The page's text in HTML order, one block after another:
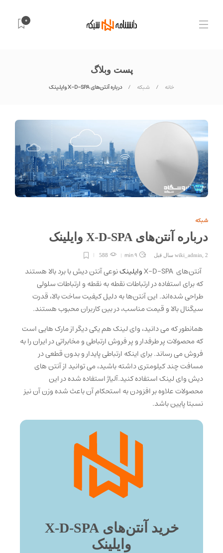
0
پست وبلاگ
خانه شبکه درباره آنتن‌های X-D-SPA وایلینک
شبکه
درباره آنتن‌های X-D-SPA وایلینک
wiki_admin 2 سال قبل 9 min
588
آنتن‌های X-D-SPA وایلینکنوعی آنتن دیش با برد بالا هستند
که برای استفاده در ارتباطات نقطه به نقطه و ارتباطات سلولی
طراحی شده‌اند. این آنتن‌ها به دلیل کیفیت ساخت بالا، قدرت
سیگنال بالا و قیمت مناسب، در بین کاربران محبوب هستند.
همانطور که می دانید، وای لینک هم یکی دیگر از مارک هایی است
که محصولات پر طرفدار و پر فروش ارتباطی و مخابراتی در ایران را به
فروش می رساند. برای اینکه ارتباطی پایدار و بدون قطعی در
مسافت چند کیلومتری داشته باشید، می توانید از آنتن های
دیش وای لینک استفاده کنید.آلیاژ استفاده شده در این
محصولات علاوه بر افزودن به استحکام آن باعث شده وزن آن نیز
نسبتا پایین باشد.
خرید آنتن‌های X-D-SPA
وایلینک